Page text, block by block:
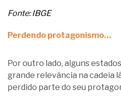
Fonte: IBGE
Perdendo protagonismo…
Por outro lado, alguns
grande relevância na cadeia
perdido parte do seu